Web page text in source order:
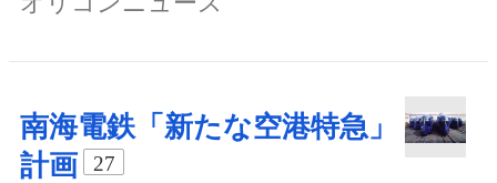
南海電鉄「新たな空港特急」
計画
27